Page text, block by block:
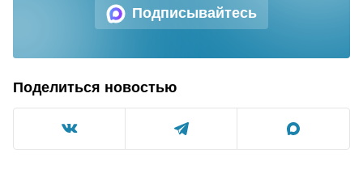
Подписывайтесь
Поделиться новостью